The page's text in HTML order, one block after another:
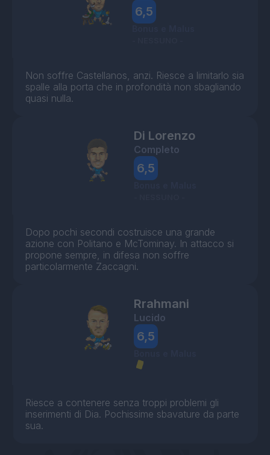
6,5
Non soffre Castellanos, anzi. Riesce a limitarlo sia
spalle alla porta che in profondità non sbagliando
quasi nulla.
Di Lorenzo
Completo
6,5
Dopo pochi secondi costruisce una grande
azione con Politano e McTominay. In attacco si
propone sempre, in difesa non soffre
particolarmente Zaccagni.
Rrahmani
Lucido
6,5
Riesce a contenere senza troppi problemi gli
inserimenti di Dia. Pochissime sbavature da parte
sua.